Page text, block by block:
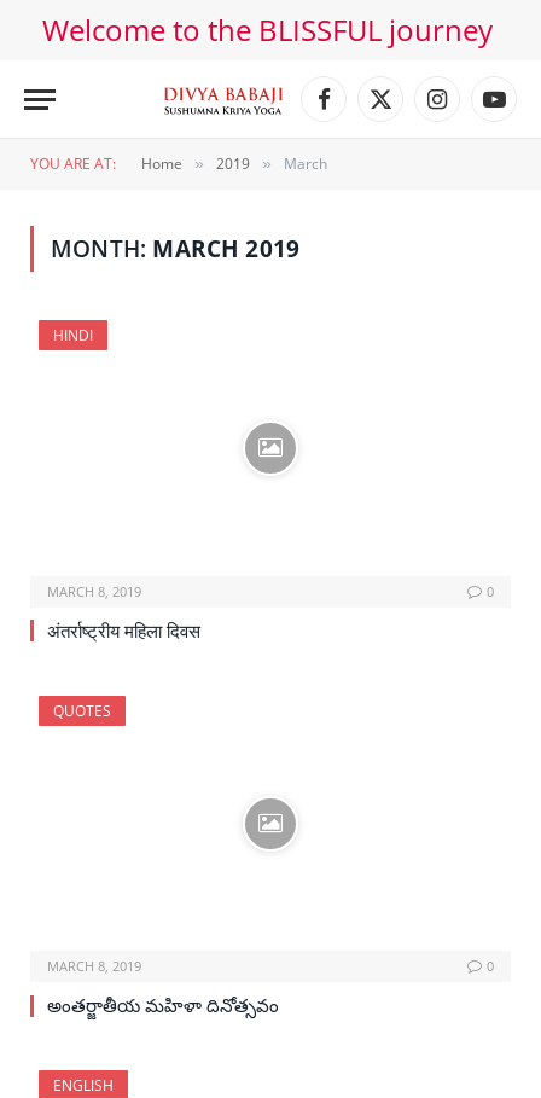
Welcome to the BLISSFUL journey
Facebook
X
Instagram
YOU ARE AT: Home » 2019 » March
MONTH: MARCH 2019
HINDI
MARCH 8, 2019 0
अंतर्राष्ट्रीय महिला दिवस
QUOTES
MARCH 8, 2019 0
అంతర్జాతీయ మహిళా దినోత్సవం
ENGLISH